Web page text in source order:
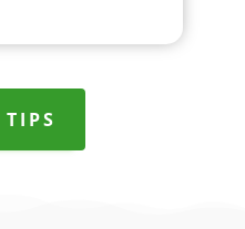
TIPS